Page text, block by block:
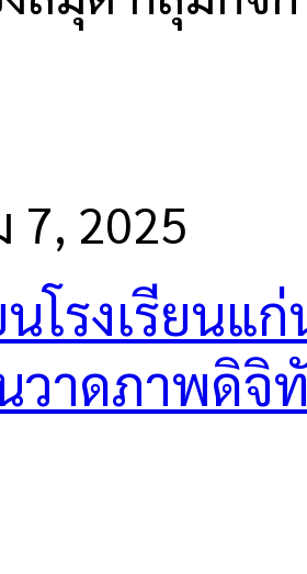
7, 2025
โรงเรียนแ
วาดภาพดิจิ